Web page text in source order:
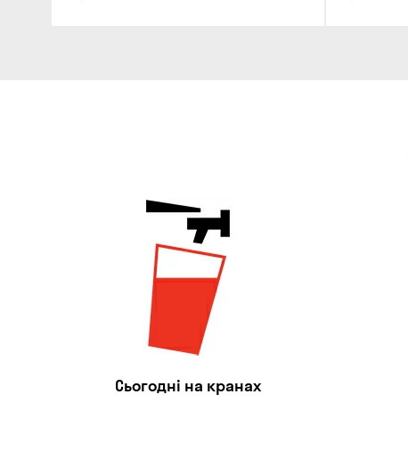
Сьогодні на кранах